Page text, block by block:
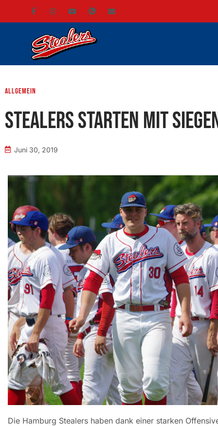
Allgemein
Stealers starten mit
Juni 30, 2019
Die Hamburg Stealers haben dank einer starken